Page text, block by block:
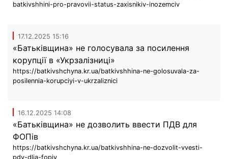
batkivshhini-pro-pravovii-status-zaxisnikiv-inozemciv
17.12.2025 15:16
«Батьківщина» не голосувала за посилення
корупції в «Укрзалізниці»
https://batkivshchyna.kr.ua/batkivshhina-ne-golosuvala-za-
posilennia-korupciyi-v-ukrzaliznici
16.12.2025 14:08
«Батьківщина» не дозволить ввести ПДВ для
ФОПів
https://batkivshchyna.kr.ua/batkivshhina-ne-dozvolit-vvesti-
pdv-dlia-fopiv